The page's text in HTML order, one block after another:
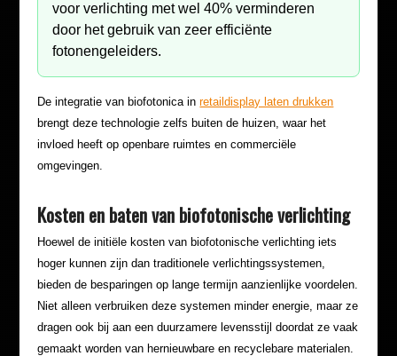
voor verlichting met wel 40% verminderen
door het gebruik van zeer efficiënte
fotonengeleiders.
De integratie van biofotonica inretaildisplay laten drukken
brengt deze technologie zelfs buiten de huizen, waar het
invloed heeft op openbare ruimtes en commerciële
omgevingen.
Kosten en baten van biofotonische verlichting
Hoewel de initiële kosten van biofotonische verlichting iets
hoger kunnen zijn dan traditionele verlichtingssystemen,
bieden de besparingen op lange termijn aanzienlijke voordelen.
Niet alleen verbruiken deze systemen minder energie, maar ze
dragen ook bij aan een duurzamere levensstijl doordat ze vaak
gemaakt worden van hernieuwbare en recyclebare materialen.